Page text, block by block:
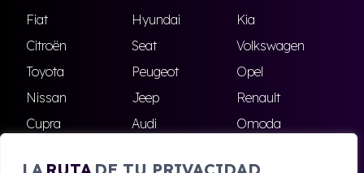
Fiat Hyundai
Kia
Citroën
Seat
Volkswagen
Toyota
Peugeot
Opel
Nissan
Jeep
Renault
Cupra
Audi
Omoda